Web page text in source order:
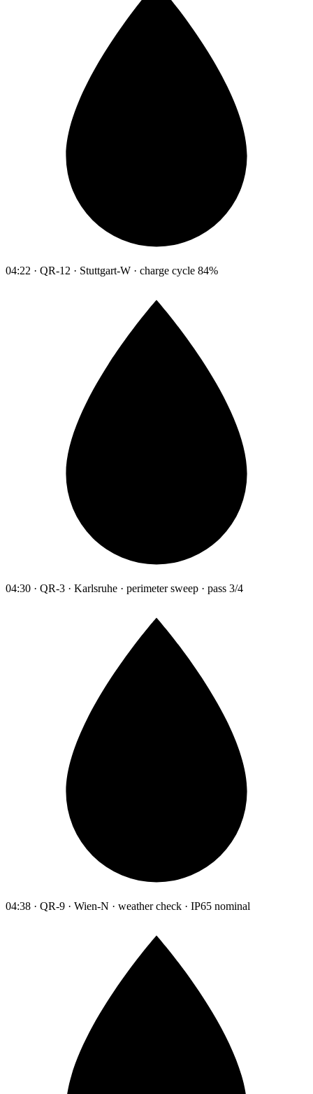
04:22 · QR-12 · Stuttgart-W · charge cycle 84%
04:30 · QR-3 · Karlsruhe · perimeter sweep · pass 3/4
04:38 · QR-9 · Wien-N · weather check · IP65 nominal